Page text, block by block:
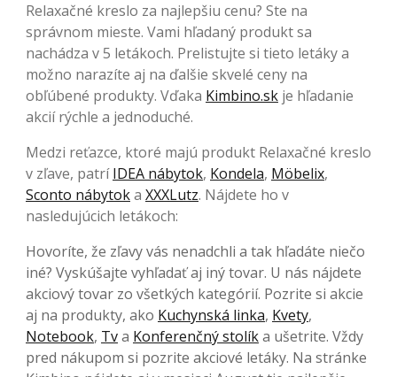
Relaxačné kreslo za najlepšiu cenu? Ste na
správnom mieste. Vami hľadaný produkt sa
nachádza v 5 letákoch. Prelistujte si tieto letáky a
možno narazíte aj na ďalšie skvelé ceny na
obľúbené produkty. Vďaka Kimbino.sk je hľadanie
akcií rýchle a jednoduché.
Medzi reťazce, ktoré majú produkt Relaxačné kreslo
v zľave, patríIDEA nábytok, Kondela, Möbelix,
Sconto nábytoka XXXLutz. Nájdete ho v
nasledujúcich letákoch:
Hovoríte, že zľavy vás nenadchli a tak hľadáte niečo
iné? Vyskúšajte vyhľadať aj iný tovar. U nás nájdete
akciový tovar zo všetkých kategórií. Pozrite si akcie
aj na produkty, ako Kuchynská linka, Kvety,
Notebook, Tva Konferenčný stolíka ušetrite. Vždy
pred nákupom si pozrite akciové letáky. Na stránke